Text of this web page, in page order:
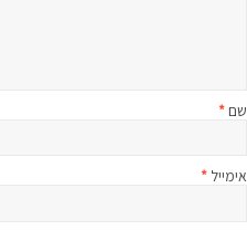
שם*
אימייל *